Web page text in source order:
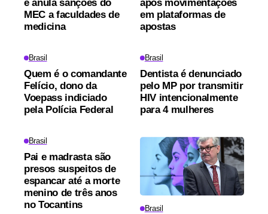
e anula sanções do
MEC a faculdades de
medicina
após movimentações
em plataformas de
apostas
Brasil
Quem é o comandante
Felício, dono da
Voepass indiciado
pela Polícia Federal
Brasil
Dentista é denunciado
pelo MP por transmitir
HIV intencionalmente
para 4 mulheres
Brasil
Pai e madrasta são
presos suspeitos de
espancar até a morte
menino de três anos
no Tocantins
Brasil